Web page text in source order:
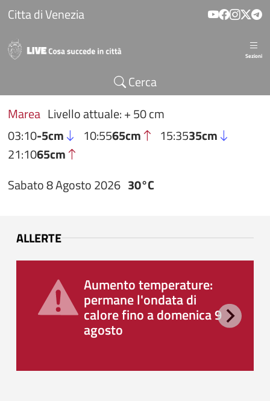
Salta al contenuto principale
Citta di Venezia
Sezioni
Cerca
Marea Livello attuale: + 50 cm
03:10-5cm 10:5565cm 15:3535cm
21:1065cm
Sabato 8 Agosto 2026 30°C
ALLERTE
Aumento temperature:
permane l'ondata di
calore fino a domenica 9
agosto